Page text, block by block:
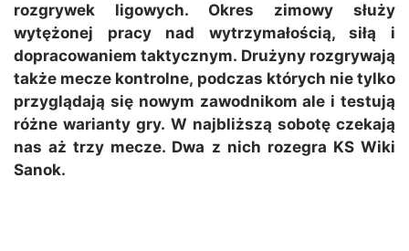
rozgrywek ligowych. Okres zimowy służy
wytężonej pracy nad wytrzymałością, siłą i
dopracowaniem taktycznym. Drużyny rozgrywają
także mecze kontrolne, podczas których nie tylko
przyglądają się nowym zawodnikom ale i testują
różne warianty gry. W najbliższą sobotę czekają
nas aż trzy mecze. Dwa z nich rozegra KS Wiki
Sanok.